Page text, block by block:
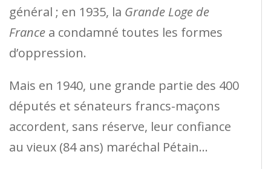
général ; en 1935, la Grande Loge de
France a con­damné toutes les formes
d’oppression.
Mais en 1940, une grande partie des 400
députés et sénateurs francs-maçons
accordent, sans réserve, leur confiance
au vieux (84 ans) maréchal Pétain…